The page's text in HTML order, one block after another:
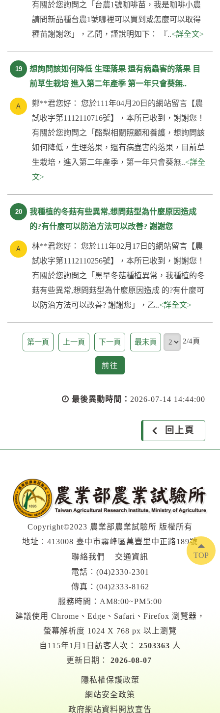
有關於您詢問之「台農1號咖啡苗，我是咖啡小農
請問新品種台農1號哪裡可以買到或怎麼可以取得
種苗謝謝您」，乙問，謹說明如下： 『..<詳全文>
19
想詢問該如何降低 生理落果 還有病蟲害的落果 目
前草生栽培 進入第二年產季 第一年只會葵無..
鄭**君您好： 您於111年04月20日的網站留言【農
試收字第1112110716號】，本所已收到，謝謝您！
有關於您詢問之「酪梨相關照顧和養護，想詢問該
如何降低，生理落果，還有病蟲害的落果，目前草
生栽培，進入第二年產季，第一年只會葵無..<詳全
文>
20
我種植的冬菇有些異常,想問菇型為什麼原因造成
的?有什麼可以防治方法可以改善? 謝謝您
林**君您好： 您於111年02月17日的網站留言【農
試收字第1112110256號】，本所已收到，謝謝您！
有關於您詢問之「黑早冬菇種植異常，我種植的冬
菇有些異常,想問菇型為什麼原因造成 的?有什麼可
以防治方法可以改善? 謝謝您」，乙..<詳全文>
第一頁 上一頁 下一頁 最末頁 頁
2/4頁
前往
往
最後異動時間： 2026-07-14 14:44:00
回上頁
Copyright©2023 農業部農業試驗所 版權所有
地址︰413008 臺中市霧峰區萬豐里中正路189號
聯絡我們
交通資訊
電話︰ (04)2330-2301
傳真：(04)2333-8162
服務時間：AM8:00~PM5:00
建議使用 Chrome、Edge、Safari、Firefox 瀏覽器，
螢幕解析度 1024 X 768 px 以上瀏覽
自115年1月1日訪客人次：
2503363 人
更新日期：
2026-08-07
隱私權保護政策
網站安全政策
政府網站資料開放宣告
TOP